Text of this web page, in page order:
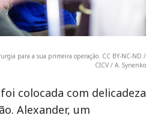
para a sua primeira operação. CC BY-NC-ND /
CICV / A. Synenko
colocada com delicadeza
Alexander, um